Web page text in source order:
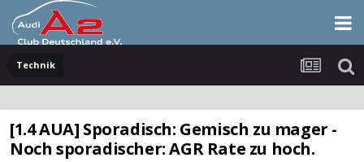
Technik
[1.4 AUA] Sporadisch: Gemisch zu mager -
Noch sporadischer: AGR Rate zu hoch.